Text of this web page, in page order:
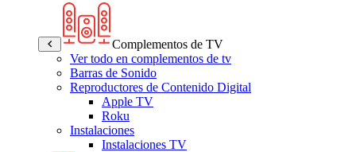
Complementos de TV
Ver todo en complementos de tv
Barras de Sonido
Reproductores de Contenido Digital
Apple TV
Roku
Instalaciones
Instalaciones TV